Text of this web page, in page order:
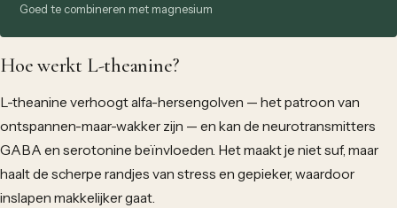
Goed te combineren met magnesium
Hoe werkt L-theanine?
L-theanine verhoogt alfa-hersengolven — het patroon van
ontspannen-maar-wakker zijn — en kan de neurotransmitters
GABA en serotonine beïnvloeden. Het maakt je niet suf, maar
haalt de scherpe randjes van stress en gepieker, waardoor
inslapen makkelijker gaat.